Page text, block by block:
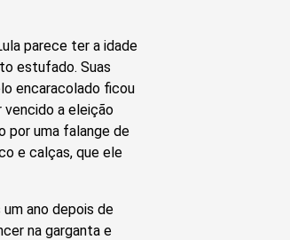
parece ter a idade
estufado. Suas
encaracolado ficou
vencido a eleição
por uma falange de
e calças, que ele
ano depois de
na garganta e